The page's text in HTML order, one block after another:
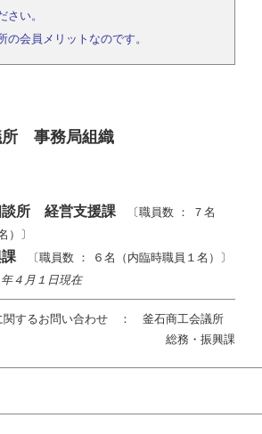
さい。
の会員メリットなのです。
事務局組織
談所 経営支援課 〔職員数 ： ７名
）〕
課 〔職員数 ： ６名（内臨時職員１名）〕
４月１日現在
関するお問い合わせ ： 釜石商工会議所
総務・振興課